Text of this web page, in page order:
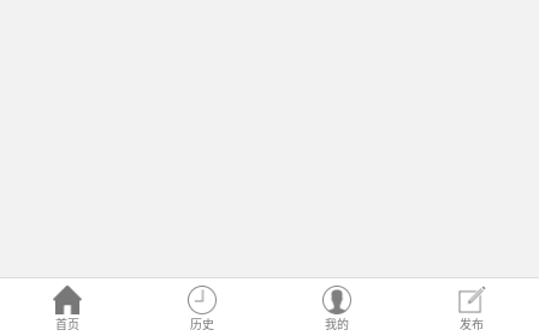
首页 历史 我的 发布